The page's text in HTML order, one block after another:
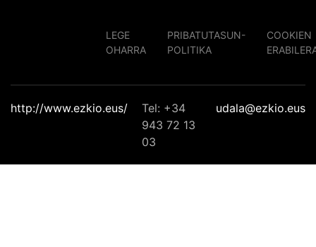
LEGE
OHARRA
PRIBATUTASUN-
POLITIKA
COOKIEN
http://www.ezkio.eus/
Tel: +34
943 72 13
03
udala@ezkio.eus